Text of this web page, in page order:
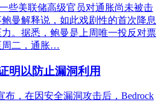
些美联储高级官员对通胀尚未被击
曼解释说，如此戏剧性的首次降息
。据悉，鲍曼是上周唯一投反对票
周二，通胀…
明以防止漏洞利用
布，在因安全漏洞攻击后，Bedrock